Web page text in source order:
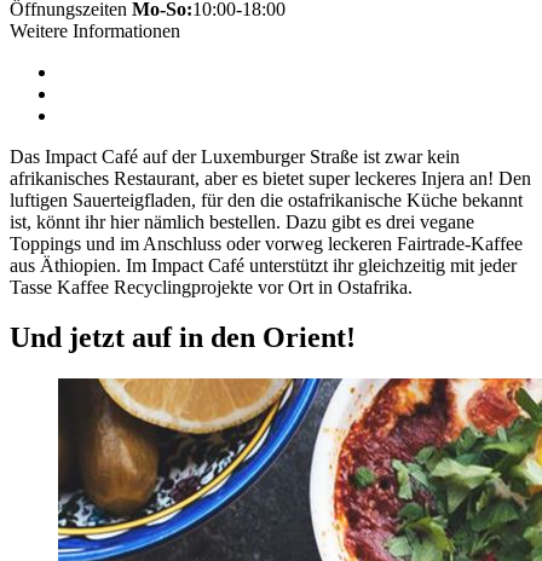
Öffnungszeiten Mo-So:10:00-18:00
Weitere Informationen
Das Impact Café auf der Luxemburger Straße ist zwar kein
afrikanisches Restaurant, aber es bietet super leckeres Injera an! Den
luftigen Sauerteigfladen, für den die ostafrikanische Küche bekannt
ist, könnt ihr hier nämlich bestellen. Dazu gibt es drei vegane
Toppings und im Anschluss oder vorweg leckeren Fairtrade-Kaffee
aus Äthiopien. Im Impact Café unterstützt ihr gleichzeitig mit jeder
Tasse Kaffee Recyclingprojekte vor Ort in Ostafrika.
Und jetzt auf in den Orient!